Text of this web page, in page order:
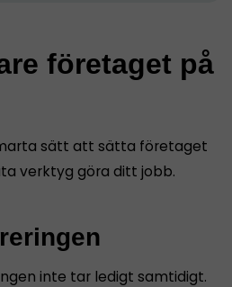
företaget på
sätt att sätta företaget
verktyg göra ditt jobb.
inte tar ledigt samtidigt.